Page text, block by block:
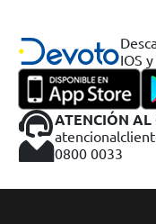
IOS
ATENCIÓN AL
0800 0033